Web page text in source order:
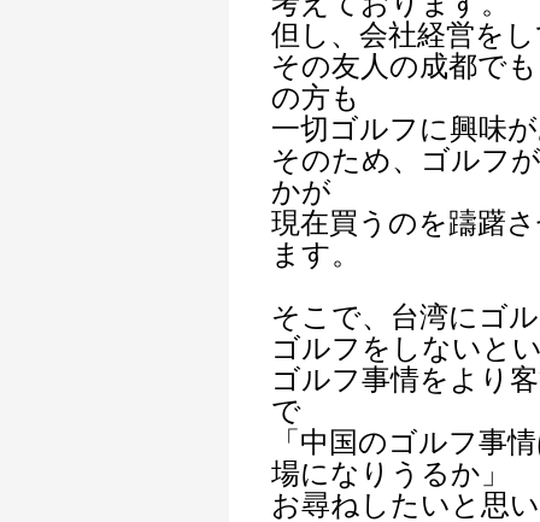
但し、会社経営を
その友人の成都で
の方も
一切ゴルフに興味
そのため、ゴルフ
かが
現在買うのを躊躇
ます。
そこで、台湾にゴ
ゴルフをしないと
ゴルフ事情をより
で
「中国のゴルフ事
場になりうるか」
お尋ねしたいと思